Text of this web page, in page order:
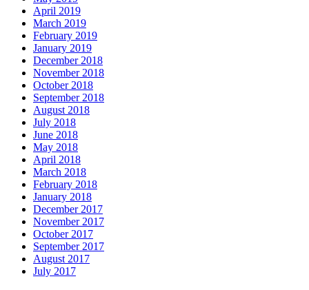
April 2019
March 2019
February 2019
January 2019
December 2018
November 2018
October 2018
September 2018
August 2018
July 2018
June 2018
May 2018
April 2018
March 2018
February 2018
January 2018
December 2017
November 2017
October 2017
September 2017
August 2017
July 2017